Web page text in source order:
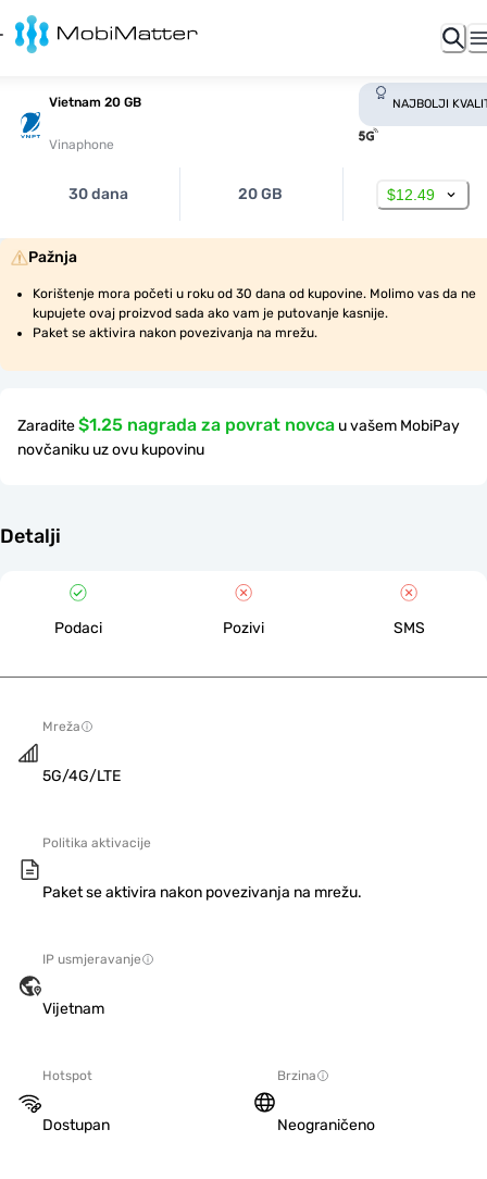
Vietnam 20 GB
Vinaphone
NAJBOLJI
30 dana 20 GB $12.49
Pažnja
Korištenje mora početi u roku od 30 dana od kupovine. Molimo vas da ne
kupujete ovaj proizvod sada ako vam je putovanje kasnije.
Paket se aktivira nakon povezivanja na mrežu.
Zaradite$1.25 nagrada za povrat novca u vašem MobiPay
novčaniku uz ovu kupovinu
Detalji
Podaci Pozivi SMS
Mreža
5G/4G/LTE
Politika aktivacije
Paket se aktivira nakon povezivanja na mrežu.
IP usmjeravanje
Vijetnam
Hotspot
Dostupan
Brzina
Neograničeno